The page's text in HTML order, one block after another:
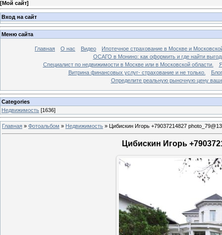
[Мой сайт]
Вход на сайт
Меню сайта
Главная О нас Видео
Ипотечное страхование в Москве и
ОСАГО в Монино: как оформить и где найти
Специалист по недвижимости в Москве или в Московской области.
Витрина финансовых услуг- страхование и не только.
Блог
Определите реальную рыночную цену
Categories
Недвижимость [1636]
Главная » Фотоальбом » Недвижимость » Цибискин Игорь +79037214827
Цибискин Игорь